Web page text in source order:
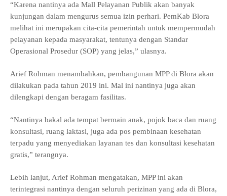
“Karena nantinya ada Mall Pelayanan Publik akan banyak
kunjungan dalam mengurus semua izin perhari. PemKab Blora
melihat ini merupakan cita-cita pemerintah untuk mempermudah
pelayanan kepada masyarakat, tentunya dengan Standar
Operasional Prosedur (SOP) yang jelas,” ulasnya.
Arief Rohman menambahkan, pembangunan MPP di Blora akan
dilakukan pada tahun 2019 ini. Mal ini nantinya juga akan
dilengkapi dengan beragam fasilitas.
“Nantinya bakal ada tempat bermain anak, pojok baca dan ruang
konsultasi, ruang laktasi, juga ada pos pembinaan kesehatan
terpadu yang menyediakan layanan tes dan konsultasi kesehatan
gratis,” terangnya.
Lebih lanjut, Arief Rohman mengatakan, MPP ini akan
terintegrasi nantinya dengan seluruh perizinan yang ada di Blora,